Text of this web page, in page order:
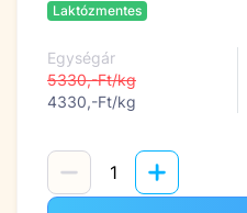
Laktózmentes
Egységár
5330,-Ft/kg
4330,-Ft/kg